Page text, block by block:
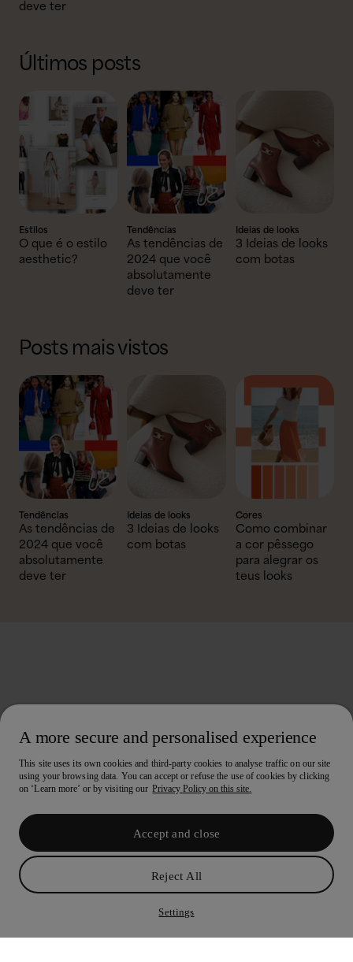
deve ter
Últimos posts
Estilos
O que é o estilo
aesthetic?
Tendências
As tendências de
2024 que você
absolutamente
deve ter
Ideias de looks
3 Ideias de looks
com botas
Posts mais vistos
Tendências
As tendências de
2024 que você
absolutamente
deve ter
Ideias de looks
3 Ideias de looks
com botas
Cores
Como combinar
a cor pêssego
para alegrar os
teus looks
10€ de oferta no teu primeiro Lookiero
Levantar código
A more secure and personalised experience
This site uses its own cookies and third-party cookies to analyse traffic on our site
using your browsing data. You can accept or refuse the use of cookies by clicking
on ‘Learn more’ or by visiting our Privacy Policy on this site.
Accept and close
Reject All
Settings